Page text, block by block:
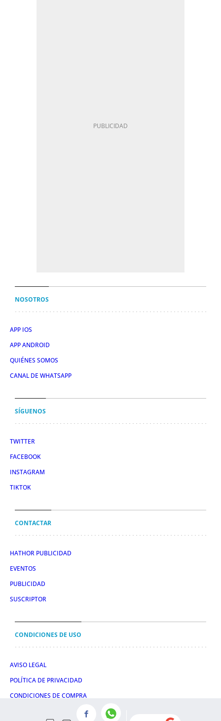
NOSOTROS
APP IOS
APP ANDROID
QUIÉNES SOMOS
CANAL DE WHATSAPP
SÍGUENOS
TWITTER
FACEBOOK
INSTAGRAM
TIKTOK
CONTACTAR
HATHOR PUBLICIDAD
EVENTOS
PUBLICIDAD
SUSCRIPTOR
CONDICIONES DE USO
AVISO LEGAL
POLÍTICA DE PRIVACIDAD
CONDICIONES DE COMPRA